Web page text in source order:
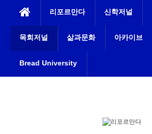
본문으로 바로가기
리포르만다 신학저널
목회저널 삶과문화 아카이브
Bread University